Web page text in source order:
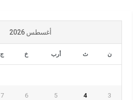
أغسطس 2026
ن ث أرب خ ج
3
4
5
6
7